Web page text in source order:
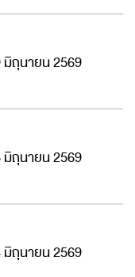
มิถุนายน 2569
มิถุนายน 2569
มิถุนายน 2569